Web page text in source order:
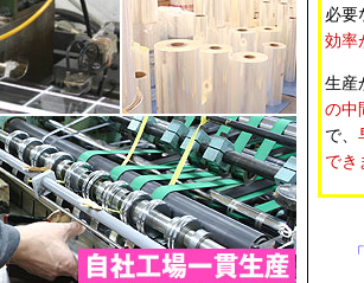
2026-05-21
購入商品： OPP袋テープなし A4用 お徳#25【100
書類やチラシの保管用として購入しました。 日
があり、価格も手頃だったため。 薄手ですが普
た。
2026-05-07
購入商品： 白ヘッダー付OPP袋 ハガキ用
枚】 [Hハガキ]
同人イベントで販売するイラストカードやポス
用。 ヘッダー付きでフック陳列しやすく、必要
たためです。価格も手頃でした。 袋のサイズが
必要
効率
生産
の中
で、
でき